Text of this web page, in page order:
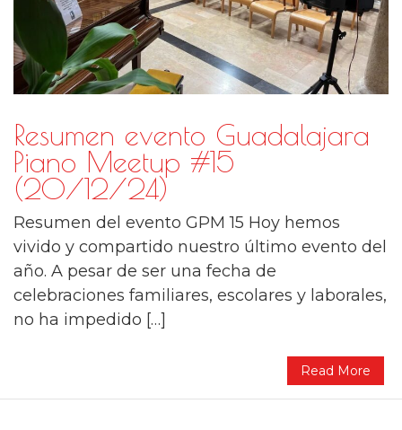
Resumen evento Guadalajara
Piano Meetup #15
(20/12/24)
Resumen del evento GPM 15 Hoy hemos
vivido y compartido nuestro último evento del
año. A pesar de ser una fecha de
celebraciones familiares, escolares y laborales,
no ha impedido […]
Read More